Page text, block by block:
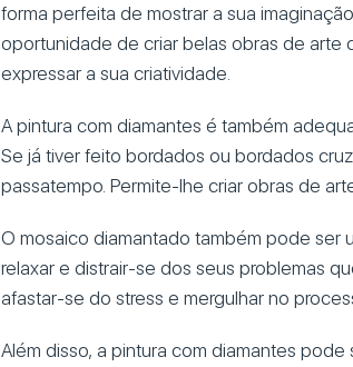
forma perfeita de mostrar a sua
oportunidade de criar belas obras de arte
expressar a sua criatividade.
A pintura com diamantes é também
Se já tiver feito bordados ou bordados
passatempo. Permite-lhe criar obras de
O mosaico diamantado também pode ser
relaxar e distrair-se dos seus problemas
afastar-se do stress e mergulhar no
Além disso, a pintura com diamantes